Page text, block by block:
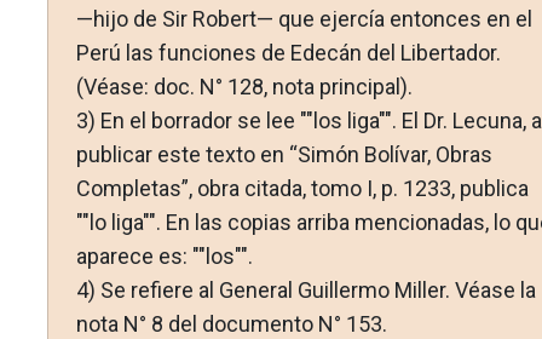
—hijo de Sir Robert— que ejercía entonces en el
Perú las funciones de Edecán del Libertador.
(Véase: doc. N° 128, nota principal).
3) En el borrador se lee ""los liga"". El Dr. Lecuna,
publicar este texto en “Simón Bolívar, Obras
Completas”, obra citada, tomo I, p. 1233, publica
""lo liga"". En las copias arriba mencionadas, lo
aparece es: ""los"".
4) Se refiere al General Guillermo Miller. Véase la
nota N° 8 del do­cumento N° 153.